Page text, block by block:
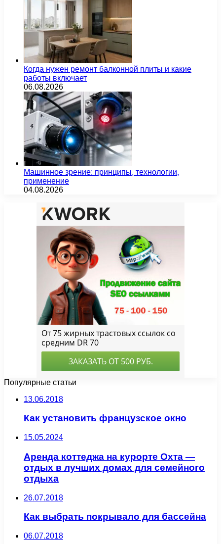
Когда нужен ремонт балконной плиты и какие
работы включает
06.08.2026
Машинное зрение: принципы, технологии,
применение
04.08.2026
Популярные статьи
13.06.2018
Как установить французское окно
15.05.2024
Аренда коттеджа на курорте Охта —
отдых в лучших домах для семейного
отдыха
26.07.2018
Как выбрать покрывало для бассейна
06.07.2018